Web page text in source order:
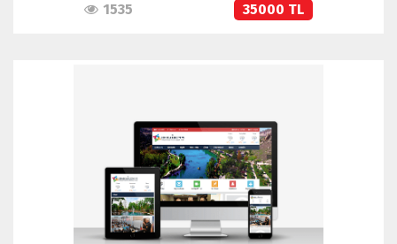
1535 35000 TL
İNCELE
SATIN AL